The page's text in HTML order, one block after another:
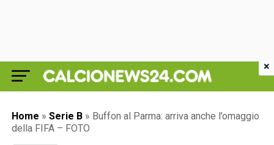
Home » Serie B » Buffon al Parma: arriva anche l’omaggio
della FIFA – FOTO
×